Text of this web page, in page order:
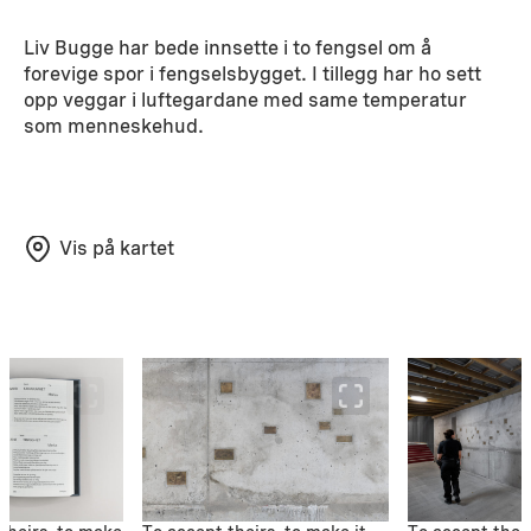
Liv Bugge har bede innsette i to fengsel om å
forevige spor i fengselsbygget. I tillegg har ho sett
opp veggar i luftegardane med same temperatur
som menneskehud.
Vis på kartet